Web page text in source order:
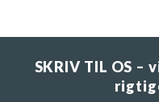
SKRIV TIL OS